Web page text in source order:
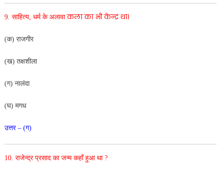
9. साहित्य, धर्म के अलावाकला का भी केन्द्र था।
(क) राजगीर
(ख) तक्षशीला
(ग) नालंदा
(घ) मगध
उत्तर – (ग)
10. राजेन्द्र प्रसाद का जन्म कहाँ हुआ था ?